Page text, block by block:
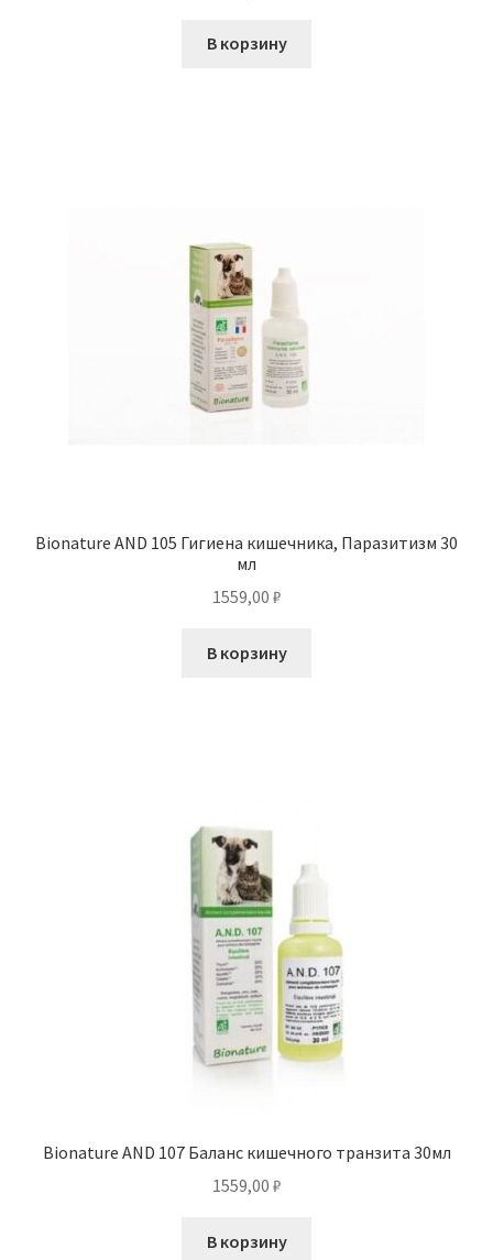
В корзину
Bionature AND 105 Гигиена кишечника, Паразитизм 30
мл
1559,00 ₽
В корзину
Bionature AND 107 Баланс кишечного транзита 30мл
1559,00 ₽
В корзину